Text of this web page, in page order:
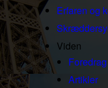
Erfaren og
Viden
Foredrag
Artikler